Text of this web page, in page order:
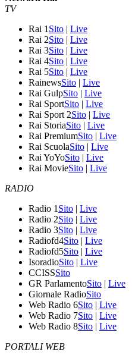
TV
Rai 1 Sito | Live
Rai 2Sito | Live
Rai 3Sito | Live
Rai 4Sito | Live
Rai 5Sito | Live
RainewsSito | Live
Rai GulpSito | Live
Rai SportSito | Live
Rai Sport 2Sito | Live
Rai StoriaSito | Live
Rai PremiumSito | Live
Rai ScuolaSito | Live
Rai YoYoSito | Live
Rai MovieSito | Live
RADIO
Radio 1 Sito | Live
Radio 2Sito | Live
Radio 3Sito | Live
Radiofd4Sito | Live
Radiofd5Sito | Live
IsoradioSito | Live
CCISSSito
GR ParlamentoSito | Live
Giornale RadioSito
Web Radio 6Sito | Live
Web Radio 7Sito | Live
Web Radio 8Sito | Live
PORTALI WEB